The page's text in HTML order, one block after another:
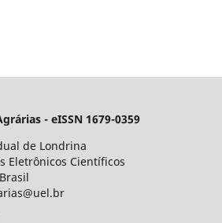
- eISSN 1679-0359
de Londrina
Eletrônicos Científicos